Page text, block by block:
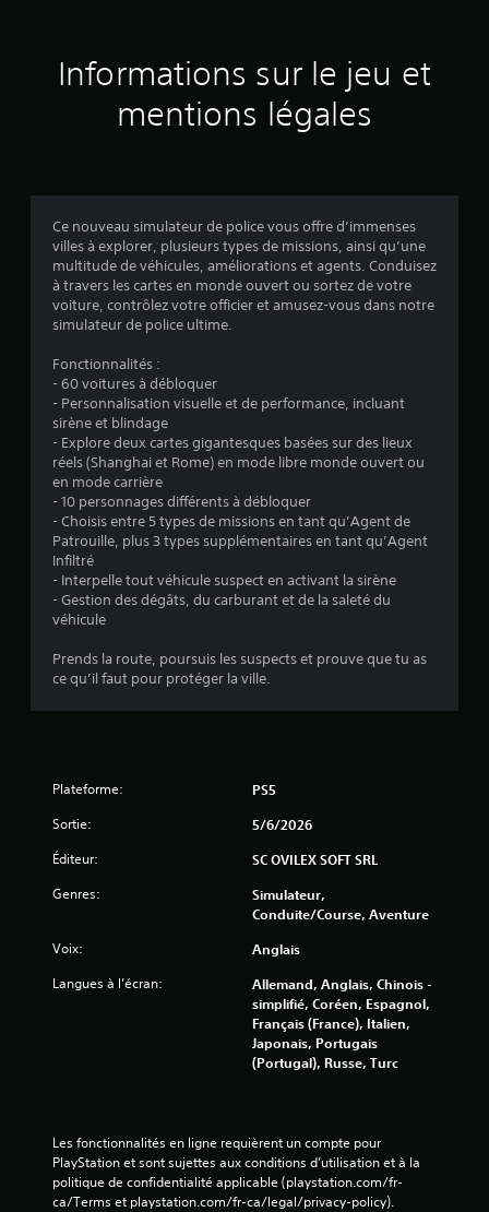
u
é
v
a
t
i
o
Informations sur le jeu et
mentions légales
Ce nouveau simulateur de police vous offre d’immenses
villes à explorer, plusieurs types de missions, ainsi qu’une
multitude de véhicules, améliorations et agents. Conduisez
à travers les cartes en monde ouvert ou sortez de votre
voiture, contrôlez votre officier et amusez-vous dans notre
simulateur de police ultime.
Fonctionnalités :
- 60 voitures à débloquer
- Personnalisation visuelle et de performance, incluant
sirène et blindage
- Explore deux cartes gigantesques basées sur des lieux
réels (Shanghai et Rome) en mode libre monde ouvert ou
en mode carrière
- 10 personnages différents à débloquer
- Choisis entre 5 types de missions en tant qu’Agent de
Patrouille, plus 3 types supplémentaires en tant qu’Agent
Infiltré
- Interpelle tout véhicule suspect en activant la sirène
- Gestion des dégâts, du carburant et de la saleté du
véhicule
Prends la route, poursuis les suspects et prouve que tu as
ce qu’il faut pour protéger la ville.
Plateforme: PS5
Sortie: 5/6/2026
Éditeur: SC OVILEX SOFT SRL
Genres:
Simulateur,
Conduite/course, Aventure
Voix: Anglais
Langues à l’écran:
Allemand, Anglais, Chinois -
simplifié, Coréen, Espagnol,
Français (France), Italien,
Japonais, Portugais
(Portugal), Russe, Turc
Les fonctionnalités en ligne requièrent un compte pour
PlayStation et sont sujettes aux conditions d’utilisation et à la
politique de confidentialité applicable (playstation.com/fr-
ca/Terms et playstation.com/fr-ca/legal/privacy-policy).